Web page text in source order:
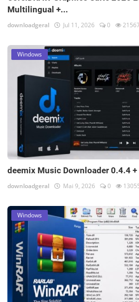
Multilingual +...
downloadgeral Jul 11, 2026 0 21567
Windows
deemix Music Downloader 0.4.4
downloadgeral Mai 9, 2026 0
Windows